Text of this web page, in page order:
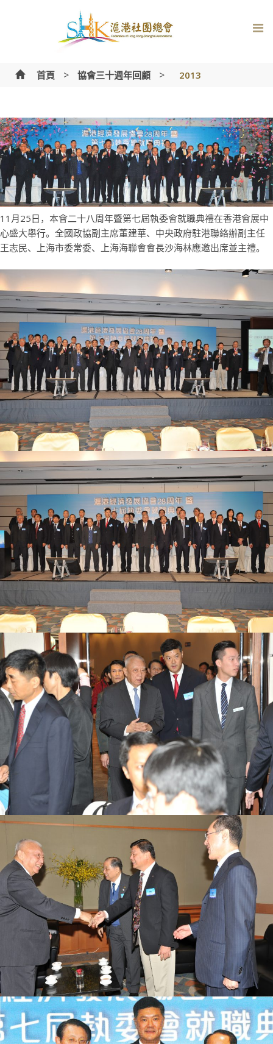
首頁 > 協會三十週年回顧 > 2013
11月25日，本會二十八周年暨第七屆執委會就職典禮在香港會展中
心盛大舉行。全國政協副主席董建華、中央政府駐港聯絡辦副主任
王志民、上海市委常委、上海海聯會會長沙海林應邀出席並主禮。